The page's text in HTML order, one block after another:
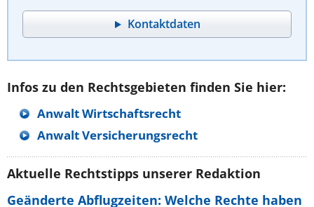
Kontaktdaten
Infos zu den Rechtsgebieten finden Sie hier:
Anwalt Wirtschaftsrecht
Anwalt Versicherungsrecht
Aktuelle Rechtstipps unserer Redaktion
Geänderte Abflugzeiten: Welche Rechte haben